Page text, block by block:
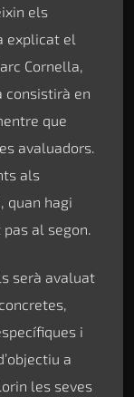
els
explicat el
Cornella,
consistirà en
que
avaluadors.
als
quan hagi
al segon.
serà avaluat
i
a
les seves